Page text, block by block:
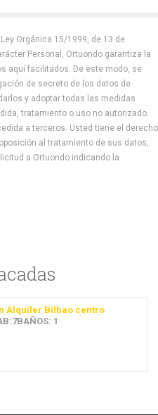
Orgánica 15/1999, de 13 de
Personal, Ortuondo garantiza la
aquí facilitados. De este modo, se
de secreto de los datos de
y adoptar todas las medidas
tratamiento o uso no autorizado.
a terceros. Usted tiene el derecho
al tratamiento de sus datos,
a Ortuondo indicando la
Alquiler Bilbao centro
1